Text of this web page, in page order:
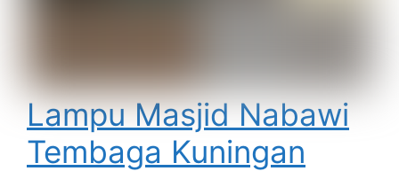
Lampu Masjid Nabawi
Tembaga Kuningan